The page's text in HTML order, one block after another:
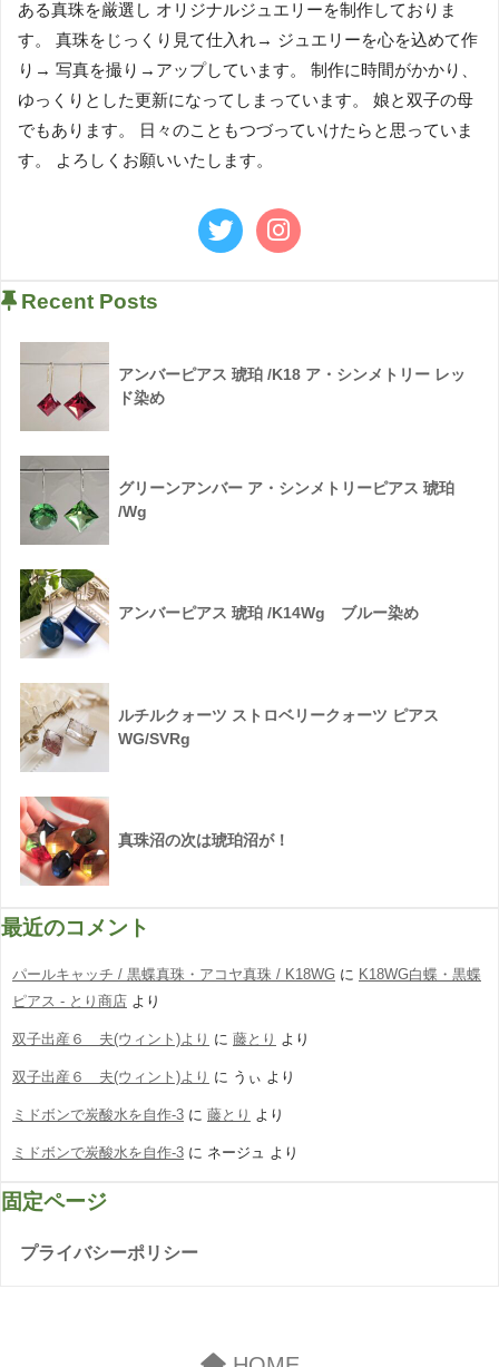
ある真珠を厳選し オリジナルジュエリーを制作しておりま
す。 真珠をじっくり見て仕入れ→ ジュエリーを心を込めて作
り→ 写真を撮り→アップしています。 制作に時間がかかり、
ゆっくりとした更新になってしまっています。 娘と双子の母
でもあります。 日々のこともつづっていけたらと思っていま
す。 よろしくお願いいたします。
Recent Posts
アンバーピアス 琥珀 /K18 ア・シンメトリー レッ
ド染め
グリーンアンバー ア・シンメトリーピアス 琥珀
/Wg
アンバーピアス 琥珀 /K14Wg ブルー染め
ルチルクォーツ ストロベリークォーツ ピアス
WG/SVRg
真珠沼の次は琥珀沼が！
最近のコメント
パールキャッチ / 黒蝶真珠・アコヤ真珠 / K18WG に K18WG白蝶・黒蝶
ピアス - とり商店 より
双子出産６ 夫(ウィント)より に 藤とり より
双子出産６ 夫(ウィント)より に うぃ より
ミドボンで炭酸水を自作-3 に 藤とり より
ミドボンで炭酸水を自作-3 に ネージュ より
固定ページ
プライバシーポリシー